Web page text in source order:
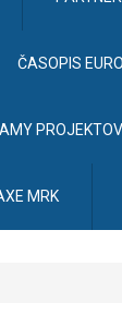
ČASOPIS
MRK